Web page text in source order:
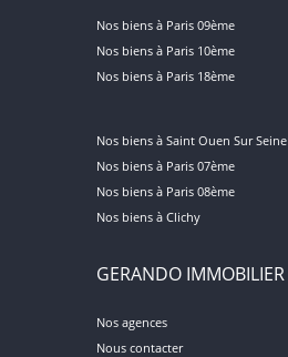
Nos biens à Paris 09ème
Nos biens à Paris 10ème
Nos biens à Paris 18ème
Nos biens à Saint Ouen Sur Seine
Nos biens à Paris 07ème
Nos biens à Paris 08ème
Nos biens à Clichy
GERANDO IMMOBILIER
Nos agences
Nous contacter